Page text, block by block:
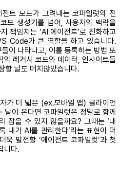
트 모드가 그려내는 코파일럿의 전
드 생성기를 넘어, 사용자의 맥락을
책임지는 ‘AI 에이전트’로 진화하고
Code가 큰 역할을 하고 있습니다.
이 나타나고, 이를 등록하는 방법 또
레거시 코드와 데이터, 인사이트들
할 날도 머지않았습니다.
가 더 넓은 (ex.모바일 앱) 클라이언
날이 온다면 코파일럿은 정말로 함께
잡을 수 있지 않을까요? 그때는 ‘내
내가 AI를 관리한다’라는 표현이 더
욱 발전할 ‘에이전트 코파일럿’과 첫
니다.